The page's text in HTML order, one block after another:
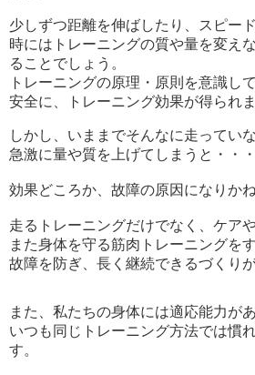
少しずつ距離を伸ばしたり、スピー
時にはトレーニングの質や量を変え
ることでしょう。
トレーニングの原理・原則を意識し
安全に、トレーニング効果が得られま
しかし、いままでそんなに走ってい
急激に量や質を上げてしまうと・・・
効果どころか、故障の原因になりかね
走るトレーニングだけでなく、ケア
また身体を守る筋肉トレーニングを
故障を防ぎ、長く継続できるづくりが
また、私たちの身体には適応能力があ
いつも同じトレーニング方法では慣
す。